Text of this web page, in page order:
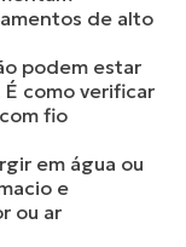
de alto
podem estar
como verificar
fio
em água ou
e
ou ar